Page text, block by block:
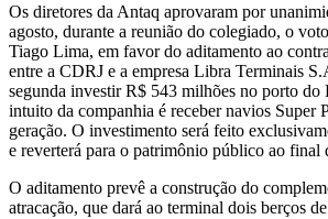
Os diretores da Antaq aprovaram por
agosto, durante a reunião do colegiado, o
Tiago Lima, em favor do aditamento ao
entre a CDRJ e a empresa Libra Terminais
segunda investir R$ 543 milhões no porto do
intuito da companhia é receber navios Super
geração. O investimento será feito
e reverterá para o patrimônio público ao final
O aditamento prevê a construção do
atracação, que dará ao terminal dois berços